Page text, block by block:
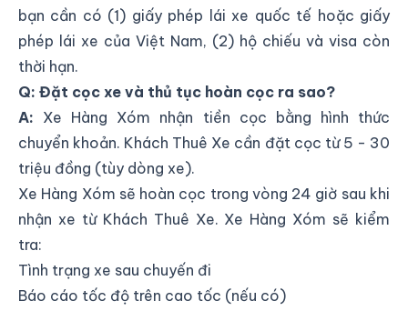
bạn cần có (1) giấy phép lái xe quốc tế hoặc giấy
phép lái xe của Việt Nam, (2) hộ chiếu và visa còn
thời hạn.
Q: Đặt cọc xe và thủ tục hoàn cọc ra sao?
A: Xe Hàng Xóm nhận tiền cọc bằng hình thức
chuyển khoản. Khách Thuê Xe cần đặt cọc từ 5 - 30
triệu đồng (tùy dòng xe).
Xe Hàng Xóm sẽ hoàn cọc trong vòng 24 giờ sau khi
nhận xe từ Khách Thuê Xe. Xe Hàng Xóm sẽ kiểm
tra:
Tình trạng xe sau chuyến đi
Báo cáo tốc độ trên cao tốc (nếu có)